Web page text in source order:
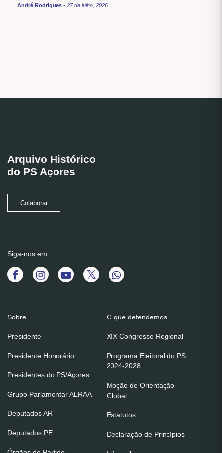
André Rodrigues - 27 de julho, 2026
Arquivo Histórico
do PS Açores
Colaborar
Siga-nos em:
Sobre
Presidente
Presidente Honorário
Presidentes do PS/Açores
Grupo Parlamentar ALRAA
Deputados AR
Deputados PE
O que defendemos
XIX Congresso Regional
Programa Eleitoral do PS
2024-2028
Moção de Orientação
Global
Estatutos
Declaração de Princípios